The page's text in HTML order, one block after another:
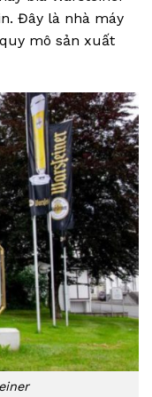
Đây là nhà máy
mô sản xuất